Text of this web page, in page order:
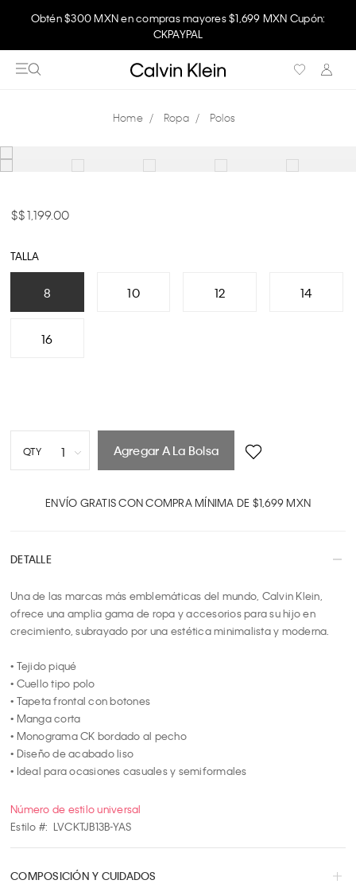
Obtén $300 MXN en compras mayores $1,699 MXN Cupón:
CKPAYPAL
Disfruta envío gratis comprando en la app.
Ropa Polos
$ 1,199.00
TALLA
8 10 12 14
16
QTY 1
5
7
10
Agregar A La Bolsa
ENVÍO GRATIS CON COMPRA MÍNIMA DE $1,699 MXN
DETALLE
Una de las marcas más emblemáticas del mundo, Calvin Klein,
ofrece una amplia gama de ropa y accesorios para su hijo en
crecimiento, subrayado por una estética minimalista y moderna.
• Tejido piqué
• Cuello tipo polo
• Tapeta frontal con botones
• Manga corta
• Monograma CK bordado al pecho
• Diseño de acabado liso
• Ideal para ocasiones casuales y semiformales
Número de estilo universal
Estilo #: LVCKTJB13B-YAS
COMPOSICIÓN Y CUIDADOS